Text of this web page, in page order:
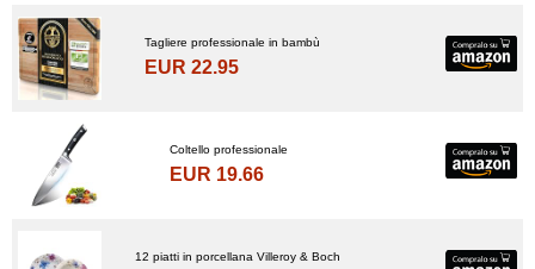
Tagliere professionale in bambù
EUR 22.95
Coltello professionale
EUR 19.66
12 piatti in porcellana Villeroy & Boch